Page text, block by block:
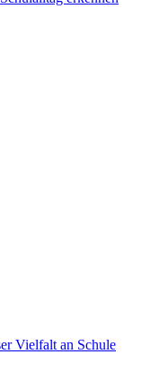
Vielfalt an Schule